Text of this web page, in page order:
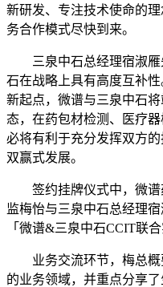
新研发、专注技术使命的
务合作模式尽快到来。
三泉中石总经理宿淑雁
石在战略上具有高度互补
新起点，微谱与三泉中石
态，在药包材检测、医疗
必将有利于充分发挥双方
双赢式发展。
签约挂牌仪式中，微谱
监梅怡与三泉中石总经理
「微谱&三泉中石CCIT联
业务交流环节，梅总概
的业务领域，并重点分享